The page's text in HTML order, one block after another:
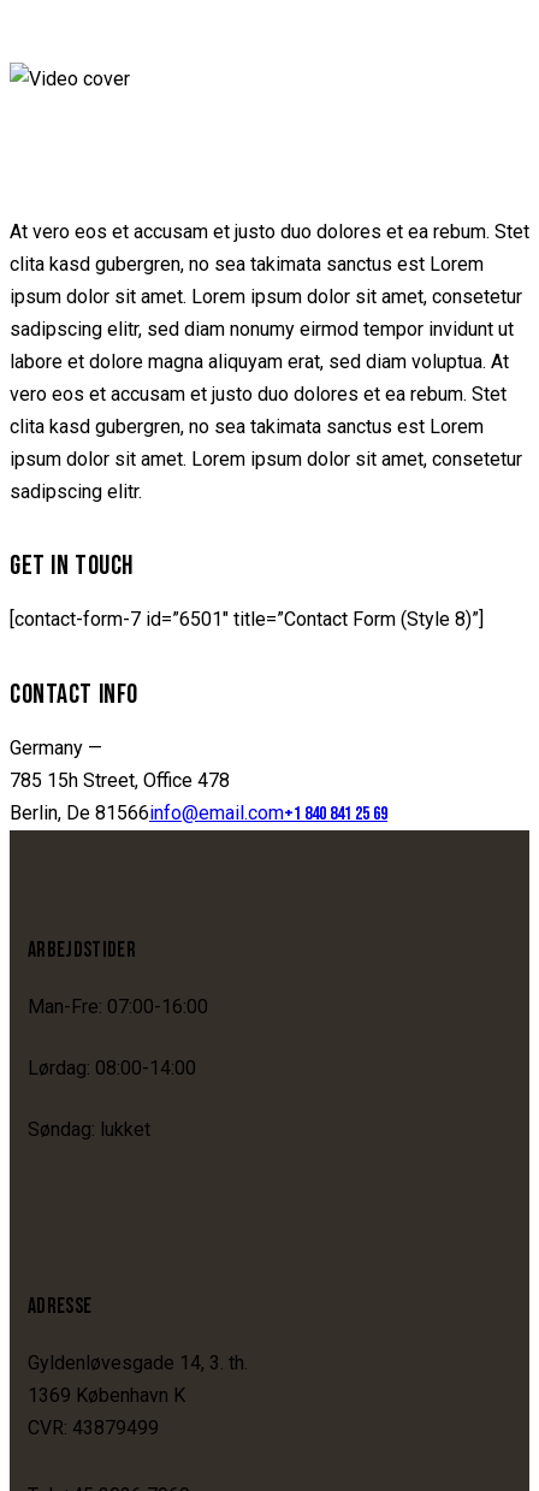
At vero eos et accusam et justo duo dolores et ea rebum. Stet
clita kasd gubergren, no sea takimata sanctus est Lorem
ipsum dolor sit amet. Lorem ipsum dolor sit amet, consetetur
sadipscing elitr, sed diam nonumy eirmod tempor invidunt ut
labore et dolore magna aliquyam erat, sed diam voluptua. At
vero eos et accusam et justo duo dolores et ea rebum. Stet
clita kasd gubergren, no sea takimata sanctus est Lorem
ipsum dolor sit amet. Lorem ipsum dolor sit amet, consetetur
sadipscing elitr.
GET IN TOUCH
[contact-form-7 id=”6501″ title=”Contact Form (Style 8)”]
CONTACT INFO
Germany —
785 15h Street, Office 478
Berlin, De 81566info@email.com+1 840 841 25 69
ARBEJDSTIDER
Man-Fre: 07:00-16:00
Lørdag: 08:00-14:00
Søndag: lukket
ADRESSE
Gyldenløvesgade 14, 3. th.
1369 København K
CVR: 43879499